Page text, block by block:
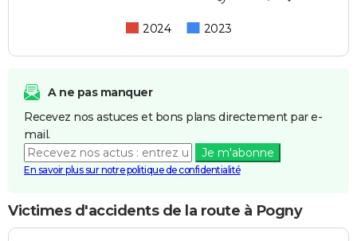
2024 2023
A ne pas manquer
Recevez nos astuces et bons plans directement par e-
mail.
Je m'abonne
En savoir plus sur notre politique de confidentialité
Victimes d'accidents de la route à Pogny